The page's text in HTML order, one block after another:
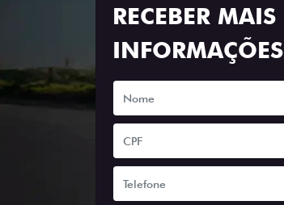
RECEBER MAIS
INFORMAÇÕES